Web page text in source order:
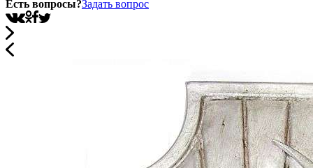
Есть вопросы?Задать вопрос